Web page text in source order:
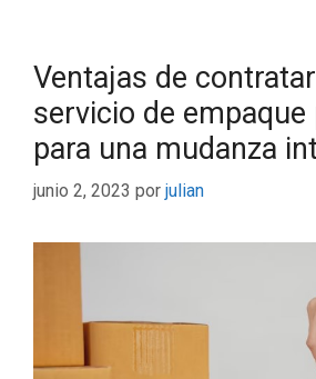
Ventajas de
servicio de empaque
para una mudanza
junio 2, 2023 por julian